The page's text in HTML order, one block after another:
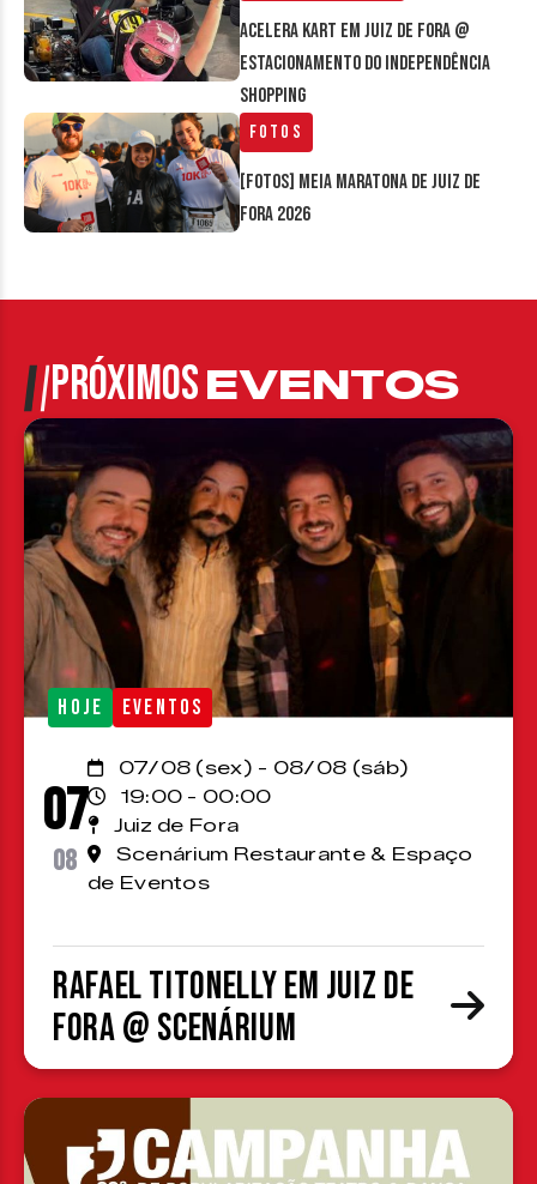
Acelera Kart em Juiz de Fora @
estacionamento do Independência
Shopping
Fotos
[FOTOS] Meia Maratona de Juiz de
Fora 2026
PRÓXIMOSEVENTOS
HOJE EVENTOS
07
08
07/08 (sex) - 08/08 (sáb)
19:00 - 00:00
Juiz de Fora
Scenárium Restaurante & Espaço
de Eventos
Rafael Titonelly em Juiz de
Fora @ Scenárium